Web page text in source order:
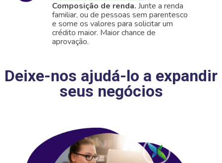
Composição de renda. Junte a renda
familiar, ou de pessoas sem parentesco
e some os valores para solicitar um
crédito maior. Maior chance de
aprovação.
Deixe-nos ajudá-lo a expandir
seus negócios